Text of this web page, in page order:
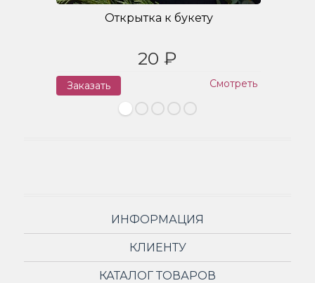
Открытка к букету
20 ₽
Заказать Смотреть
ИНФОРМАЦИЯ
КЛИЕНТУ
КАТАЛОГ ТОВАРОВ